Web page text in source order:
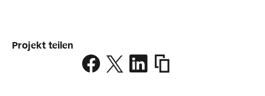
Projekt teilen
https://
probeweekend